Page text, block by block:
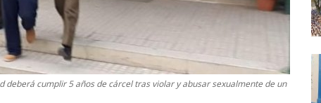
deberá cumplir 5 años de cárcel tras violar y abusar sexualmente de un